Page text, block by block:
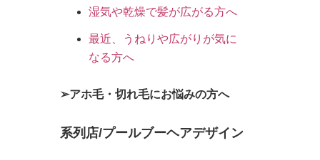
湿気や乾燥で髪が広がる方へ
最近、うねりや広がりが気に
なる方へ
➢アホ毛・切れ毛にお悩みの方へ
系列店/プールブーヘアデザイン